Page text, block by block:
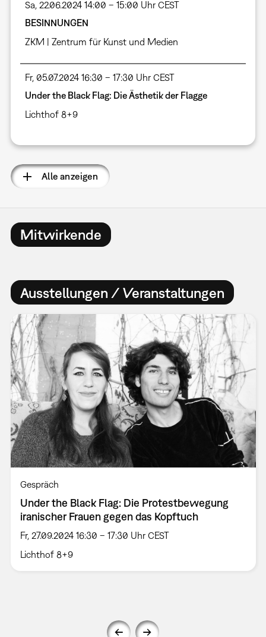
Sa, 22.06.2024 14:00 – 15:00 Uhr CEST
BESINNUNGEN
ZKM | Zentrum für Kunst und Medien
Fr, 05.07.2024 16:30 – 17:30 Uhr CEST
Under the Black Flag: Die Ästhetik der Flagge
Lichthof 8+9
Alle anzeigen
Mitwirkende
Ausstellungen / Veranstaltungen
Gespräch
Under the Black Flag: Die Protestbewegung
iranischer Frauen gegen das Kopftuch
Fr, 27.09.2024 16:30 – 17:30 Uhr CEST
Lichthof 8+9